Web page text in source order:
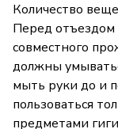
Количество
Перед отъездом
совместного
должны
мыть руки до и
пользоваться
предметами